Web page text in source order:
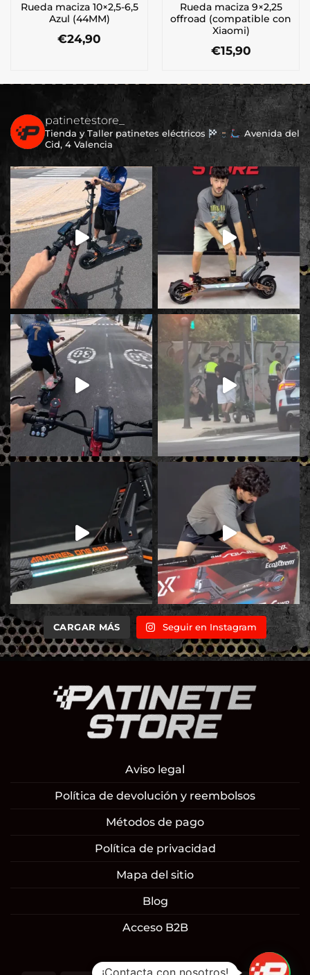
Rueda maciza 10×2,5-6,5
Azul (44MM)
€24,90
Rueda maciza 9×2,25
offroad (compatible con
Xiaomi)
€15,90
patinetestore_
Tienda y Taller patinetes eléctricos
Avenida del
Cid, 4 Valencia
CARGAR MÁS Seguir en Instagram
Aviso legal
Política de devolución y reembolsos
Métodos de pago
Política de privacidad
Mapa del sitio
Blog
Acceso B2B
¡Contacta con nosotros! 1